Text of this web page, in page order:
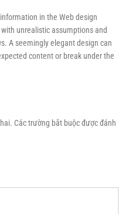
in the Web design
unrealistic assumptions and
A seemingly elegant design can
content or break under the
Các trường bắt buộc được đánh